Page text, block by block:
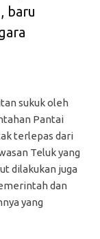
baru
sukuk oleh
Pantai
terlepas dari
Teluk yang
dilakukan juga
dan
yang